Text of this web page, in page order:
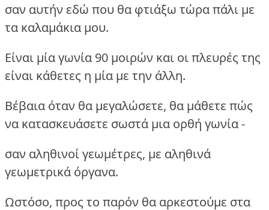
σαν αυτήν εδώ που θα φτιάξω τώρα πάλι με
τα καλαμάκια μου.
Είναι μία γωνία 90 μοιρών και οι πλευρές της
είναι κάθετες η μία με την άλλη.
Βέβαια όταν θα μεγαλώσετε, θα μάθετε πώς
να κατασκευάσετε σωστά μια ορθή γωνία -
σαν αληθινοί γεωμέτρες, με αληθινά
γεωμετρικά όργανα.
Ωστόσο, προς το παρόν θα αρκεστούμε στα